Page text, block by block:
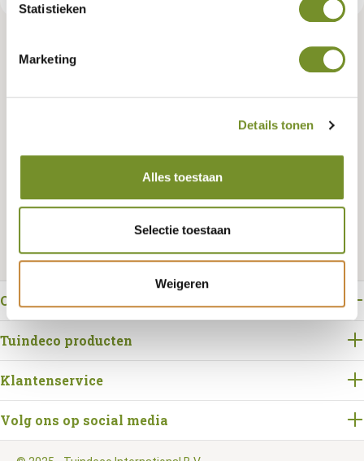
Statistieken
Marketing
Details tonen
Alles toestaan
Selectie toestaan
Weigeren
Tuindeco dealer? Log in voor je eigen prijzen.
Bestellen
Over Tuindeco
Tuindeco producten
Klantenservice
Volg ons op social media